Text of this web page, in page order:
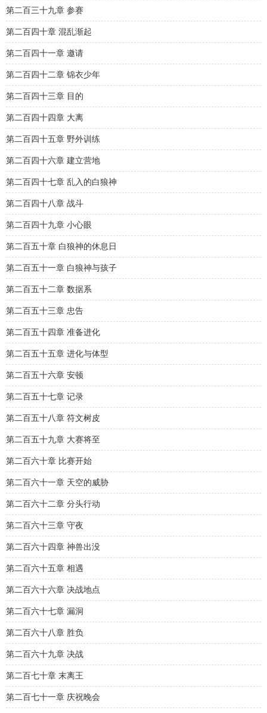
第二百三十九章 参赛
第二百四十章 混乱渐起
第二百四十一章 邀请
第二百四十二章 锦衣少年
第二百四十三章 目的
第二百四十四章 大离
第二百四十五章 野外训练
第二百四十六章 建立营地
第二百四十七章 乱入的白狼神
第二百四十八章 战斗
第二百四十九章 小心眼
第二百五十章 白狼神的休息日
第二百五十一章 白狼神与孩子
第二百五十二章 数据系
第二百五十三章 忠告
第二百五十四章 准备进化
第二百五十五章 进化与体型
第二百五十六章 安顿
第二百五十七章 记录
第二百五十八章 符文树皮
第二百五十九章 大赛将至
第二百六十章 比赛开始
第二百六十一章 天空的威胁
第二百六十二章 分头行动
第二百六十三章 守夜
第二百六十四章 神兽出没
第二百六十五章 相遇
第二百六十六章 决战地点
第二百六十七章 漏洞
第二百六十八章 胜负
第二百六十九章 决战
第二百七十章 末离王
第二百七十一章 庆祝晚会